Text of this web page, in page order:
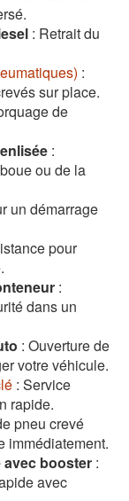
: Retrait du
:
sur place.
de
:
ou de la
un démarrage
pour
:
dans un
: Ouverture de
votre véhicule.
: Service
rapide.
pneu crevé
immédiatement.
avec booster :
avec